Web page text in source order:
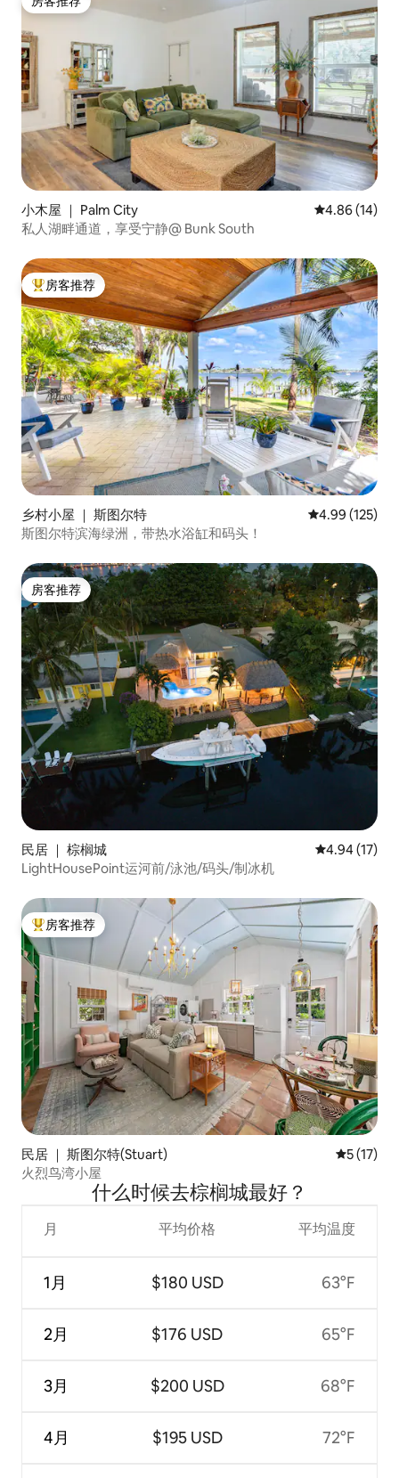
房客推荐
小木屋 ｜ Palm City 平均评分
4.86 (14)
私人湖畔通道，享受宁静@ Bunk South
热门「房客推荐」
房客推荐
乡村小屋 ｜ 斯图尔特 平均评分 4.99
4.99 (125)
斯图尔特滨海绿洲，带热水浴缸和码头！
房客推荐
房客推荐
民居 ｜ 棕榈城 平均评分
4.94 (17)
LightHousePoint运河前/泳池/码头/制冰机
热门「房客推荐」
房客推荐
民居 ｜ 斯图尔特(Stuart) 平均评分
5 (17)
火烈鸟湾小屋
什么时候去棕榈城最好？
月
1月
2月
3月
4月
平均价格
$180 USD
$176 USD
$200 USD
$195 USD
平均温度
63°F
65°F
68°F
72°F